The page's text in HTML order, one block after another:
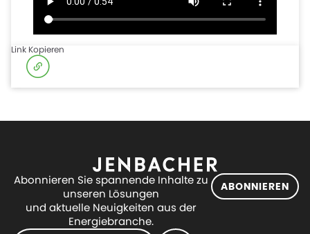
Link Kopieren
Abonnieren Sie spannende Inhalte zu
unseren Lösungen
und aktuelle Neuigkeiten aus der
Energiebranche.
ABONNIEREN